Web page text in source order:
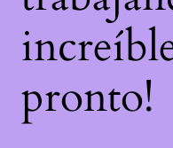
pronto!